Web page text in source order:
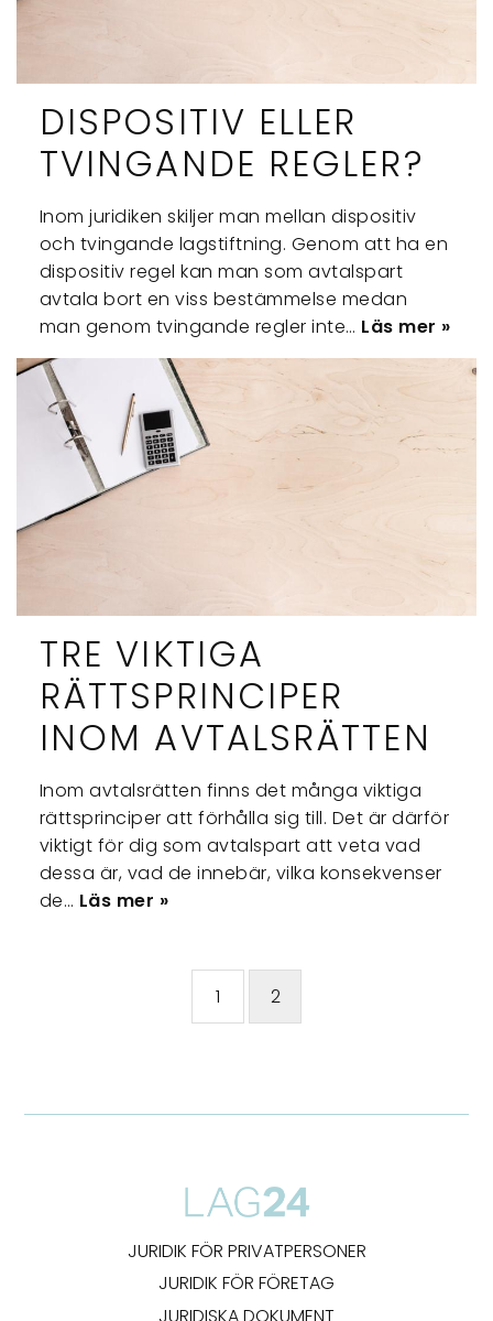
DISPOSITIV ELLER
TVINGANDE REGLER?
Inom juridiken skiljer man mellan dispositiv
och tvingande lagstiftning. Genom att ha en
dispositiv regel kan man som avtalspart
avtala bort en viss bestämmelse medan
man genom tvingande regler inte… Läs mer »
TRE VIKTIGA
RÄTTSPRINCIPER
INOM AVTALSRÄTTEN
Inom avtalsrätten finns det många viktiga
rättsprinciper att förhålla sig till. Det är därför
viktigt för dig som avtalspart att veta vad
dessa är, vad de innebär, vilka konsekvenser
de… Läs mer »
1 2
JURIDIK FÖR PRIVATPERSONER
JURIDIK FÖR FÖRETAG